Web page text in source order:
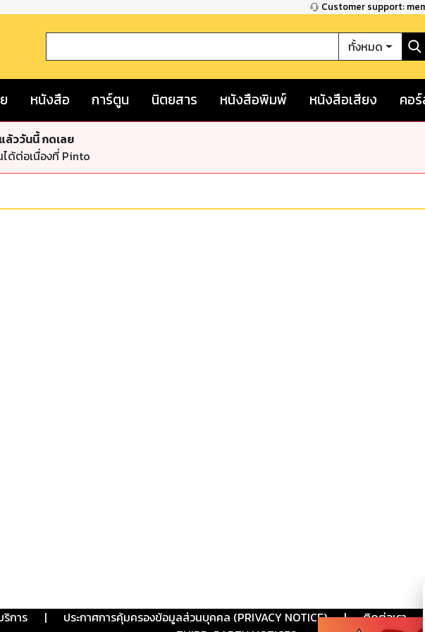
Customer support:
ทั้งหมด
หนังสือ การ์ตูน นิตยสาร หนังสือพิมพ์ หนังสือเสียง คอ
ล้ววันนี้ กดเลย
ด้ต่อเนื่องที่ Pinto
ริการ | ประกาศการคุ้มครองข้อมูลส่วนบุคคล (PRIVACY NOTICE) | ติดต่อเรา